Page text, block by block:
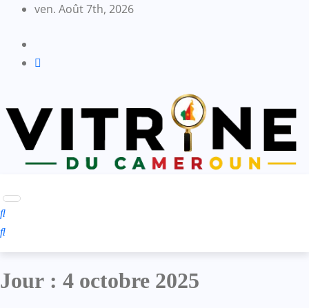
content
ven. Août 7th, 2026
Jour : 4 octobre 2025